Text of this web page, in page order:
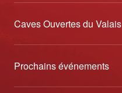
Caves Ouvertes du Valais
À propos
Partenaires
Prochains événements
Tavolata des Vins du Valais